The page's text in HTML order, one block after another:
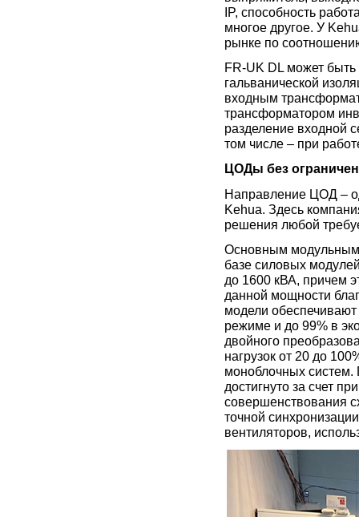
IP, способность
многое другое. У
рынке по
FR-UK DL может
гальванической
входным
трансформатором
разделение входной
том числе – при
ЦОДы без
Направление ЦОД –
Kehua. Здесь
решения любой
Основным
базе силовых
до 1600 кВА, причем
данной мощности
модели
режиме и до 99% в
двойного
нагрузок от 20 до
моноблочных
достигнуто за счет
совершенствования
точной
вентиляторов,